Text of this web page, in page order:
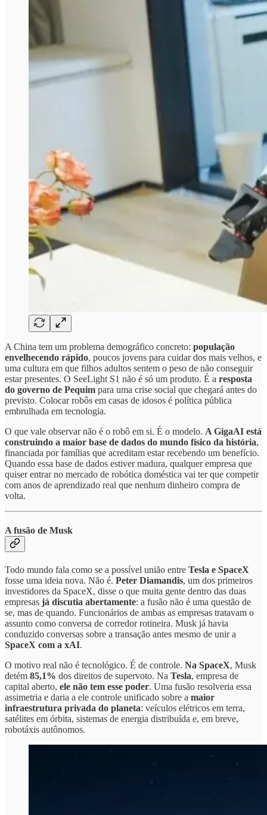
A China tem um problema demográfico concreto: população
envelhecendo rápido, poucos jovens para cuidar dos mais velhos, e
uma cultura em que filhos adultos sentem o peso de não conseguir
estar presentes. O SeeLight S1 não é só um produto. É a resposta
do governo de Pequim para uma crise social que chegará antes do
previsto. Colocar robôs em casas de idosos é política pública
embrulhada em tecnologia.
O que vale observar não é o robô em si. É o modelo. A GigaAI está
construindo a maior base de dados do mundo físico da história,
financiada por famílias que acreditam estar recebendo um benefício.
Quando essa base de dados estiver madura, qualquer empresa que
quiser entrar no mercado de robótica doméstica vai ter que competir
com anos de aprendizado real que nenhum dinheiro compra de
volta.
A fusão de Musk
Todo mundo fala como se a possível união entre Tesla e SpaceX
fosse uma ideia nova. Não é. Peter Diamandis, um dos primeiros
investidores da SpaceX, disse o que muita gente dentro das duas
empresas já discutia abertamente: a fusão não é uma questão de
se, mas de quando. Funcionários de ambas as empresas tratavam o
assunto como conversa de corredor rotineira. Musk já havia
conduzido conversas sobre a transação antes mesmo de unir a
SpaceX com a xAI.
O motivo real não é tecnológico. É de controle. Na SpaceX, Musk
detém 85,1% dos direitos de supervoto. Na Tesla, empresa de
capital aberto, ele não tem esse poder. Uma fusão resolveria essa
assimetria e daria a ele controle unificado sobre a maior
infraestrutura privada do planeta: veículos elétricos em terra,
satélites em órbita, sistemas de energia distribuída e, em breve,
robotáxis autônomos.